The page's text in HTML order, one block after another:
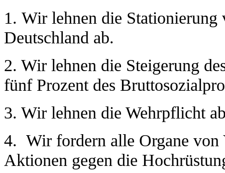
1. Wir lehnen die
Deutschland ab.
2. Wir lehnen die Steigerung
fünf Prozent des
3. Wir lehnen die Wehrpflicht
4. Wir fordern alle Organe von
Aktionen gegen die